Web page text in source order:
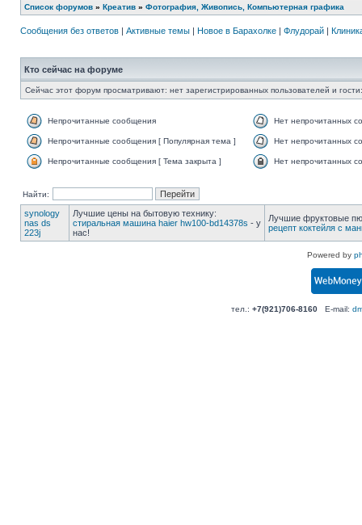
Список форумов » Креатив » Фотография, Живопись, Компьютерная графика
Сообщения без ответов | Активные темы | Новое в Барахолке | Флудорай |
Кто сейчас на форуме
Сейчас этот форум просматривают: нет зарегистрированных пользователей и
Непрочитанные сообщения Нет непрочитанных
Непрочитанные сообщения [ Популярная тема ] Нет непрочитанных
Непрочитанные сообщения [ Тема закрыта ] Нет непрочитанных
Найти:
synology
nas ds
223j
Лучшие цены на бытовую технику:
стиральная машина haier hw100-bd14378s - у
нас!
Лучшие фруктовые
рецепт коктейля с
Powered by
тел.: +7(921)706-8160E-mail: